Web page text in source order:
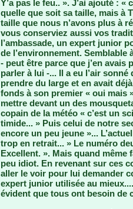
Y’a pas le feu.. ». J’ai ajouté :
quelle que soit sa taille, mais à
taille que nous n’avons plus à
vous conserviez aussi vos
l’ambassade, un expert junior
de l’environnement. Semblable
- peut être parce que j’en avais
parler à lui -... Il a eu l’air
prendre du large et en avait
fonds à son premier « oui mais
mettre devant un des
copain de la météo « c’est un
timide... » Puis celui de notre
encore un peu jeune »...
trop en retrait... » Le numéro
Excellent. ». Mais quand même
peu idiot. En revenant sur ces
aller le voir pour lui demander
expert junior utilisée au
évident que tous ont besoin de